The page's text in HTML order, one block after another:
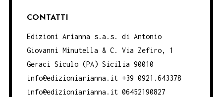
CONTATTI
Edizioni Arianna s.a.s. di Antonio
Giovanni Minutella & C. Via Zefiro, 1
Geraci Siculo (PA) Sicilia 90010
info@edizioniarianna.it +39 0921.643378
info@edizioniarianna.it 06452190827